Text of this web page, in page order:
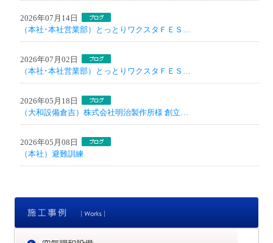
2026年07月14日
（本社･本社営業部）とっとりワクスタＦＥＳ…
2026年07月02日
（本社･本社営業部）とっとりワクスタＦＥＳ…
2026年05月18日
（大和設備倉吉）株式会社明治製作所様 創立…
2026年05月08日
（本社）避難訓練